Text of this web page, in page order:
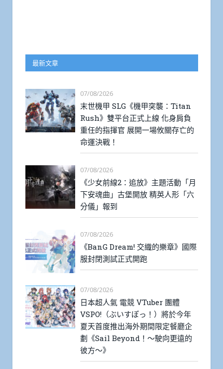
最新文章
07/08/2026
末世機甲 SLG《機甲突襲：Titan
Rush》雙平台正式上線 化身肩負
重任的指揮官 展開一場攸關存亡的
命運決戰！
07/08/2026
《少女前線2：追放》主題活動「月
下安魂曲」古堡開放 精英人形「六
分儀」報到
07/08/2026
《BanG Dream! 交織的樂章》國際
服封閉測試正式開跑
07/08/2026
日本超人氣 電競 VTuber 團體
VSPO!（ぶいすぽっ！）將於今年
夏天首度推出海外期間限定餐廳企
劃《Sail Beyond！～駛向更遠的
彼方～》